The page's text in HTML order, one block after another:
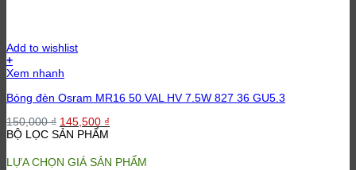
Add to wishlist
+
Xem nhanh
Bóng đèn Osram MR16 50 VAL HV 7.5W 827 36 GU5.3
150,000₫ Giá
gốc
150,000 ₫.
145,500 ₫
là:
BỘ LỌC SẢN PHẨM
LỰA CHỌN GIÁ SẢN PHẨM